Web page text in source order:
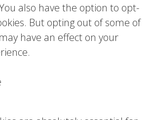
also have the option to opt-
But opting out of some of
have an effect on your